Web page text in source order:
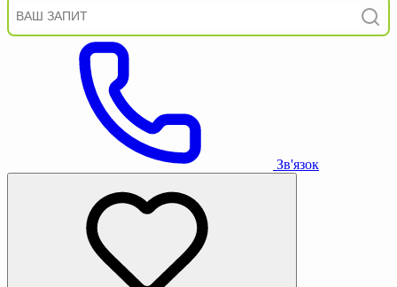
Зв'язок